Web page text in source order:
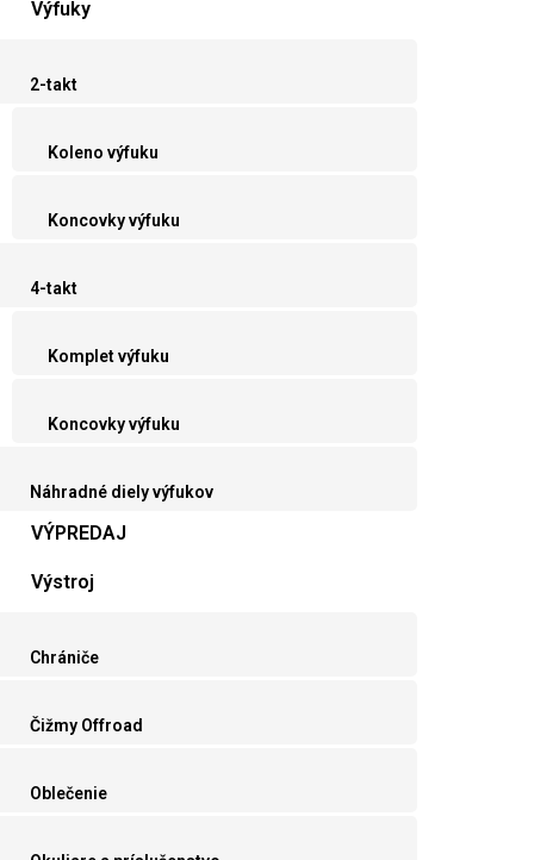
Výfuky
2-takt
Koleno výfuku
Koncovky výfuku
4-takt
Komplet výfuku
Koncovky výfuku
Náhradné diely výfukov
VÝPREDAJ
Výstroj
Chrániče
Čižmy Offroad
Oblečenie